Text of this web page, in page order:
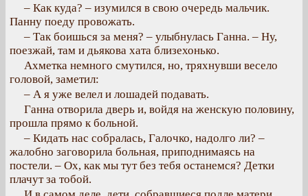
– Как куда? – изумился в свою очередь мальчик.
Панну поеду провожать.
– Так боишься за меня? – улыбнулась Ганна. – Ну,
поезжай, там и дьякова хата близехонько.
Ахметка немного смутился, но, тряхнувши весело
головой, заметил:
– А я уже велел и лошадей подавать.
Ганна отворила дверь и, войдя на женскую половину,
прошла прямо к больной.
– Кидать нас собралась, Галочко, надолго ли? –
жалобно заговорила больная, приподнимаясь на
постели. – Ох, как мы тут без тебя останемся? Детки
плачут за тобой.